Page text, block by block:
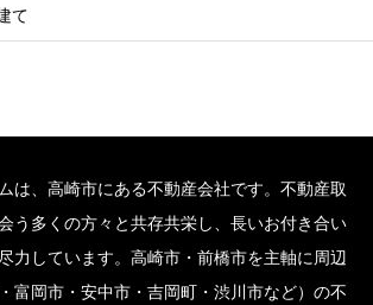
て
は、高崎市にある不動産会社です。不動産取
う多くの方々と共存共栄し、長いお付き合い
力しています。高崎市・前橋市を主軸に周辺
富岡市・安中市・吉岡町・渋川市など）の不